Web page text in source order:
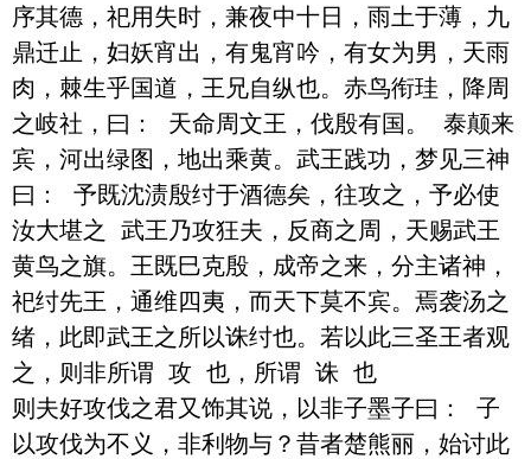
序其德，祀用失时，兼夜中十日，雨土于薄，九
鼎迁止，妇妖宵出，有鬼宵吟，有女为男，天雨
肉，棘生乎国道，王兄自纵也。赤鸟衔珪，降周
之岐社，曰： 天命周文王，伐殷有国。 泰颠来
宾，河出绿图，地出乘黄。武王践功，梦见三神
曰： 予既沈渍殷纣于酒德矣，往攻之，予必使
汝大堪之 武王乃攻狂夫，反商之周，天赐武王
黄鸟之旗。王既巳克殷，成帝之来，分主诸神，
祀纣先王，通维四夷，而天下莫不宾。焉袭汤之
绪，此即武王之所以诛纣也。若以此三圣王者观
之，则非所谓 攻 也，所谓 诛 也
则夫好攻伐之君又饰其说，以非子墨子曰： 子
以攻伐为不义，非利物与？昔者楚熊丽，始讨此